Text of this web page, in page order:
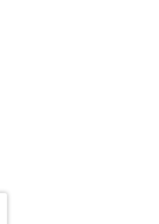
Asker Yeşili, Boyut: 0XL